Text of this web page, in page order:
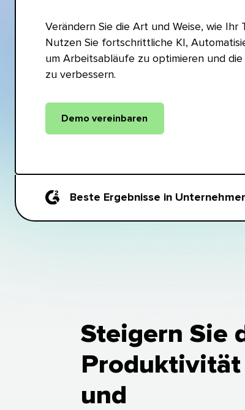
Verändern Sie die Art und Weise, wie Ihr
Nutzen Sie fortschrittliche KI,
um Arbeitsabläufe zu optimieren und die
zu verbessern.​​
Demo vereinbaren​​
Beste Ergebnisse in
Steigern Sie
Produktivität
und